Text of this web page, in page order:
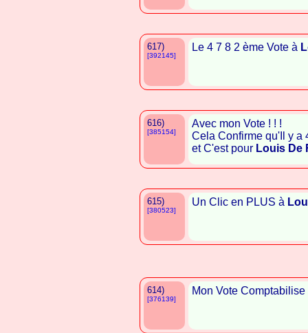
617)
[392145]
Le 4 7 8 2 ème Vote à
616)
[385154]
Avec mon Vote ! ! !
Cela Confirme qu'Il y a
et C'est pour Louis De
615)
[380523]
Un Clic en PLUS à
614)
[376139]
Mon Vote